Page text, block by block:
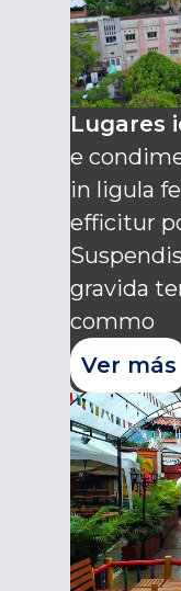
Lugares
e
in ligula
efficitur
gravida
commo
Ver más